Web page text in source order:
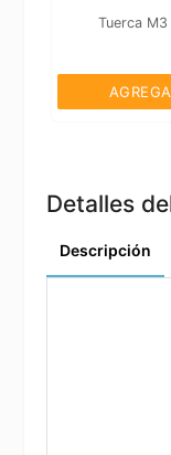
Tuerca
Detalles
Descripción